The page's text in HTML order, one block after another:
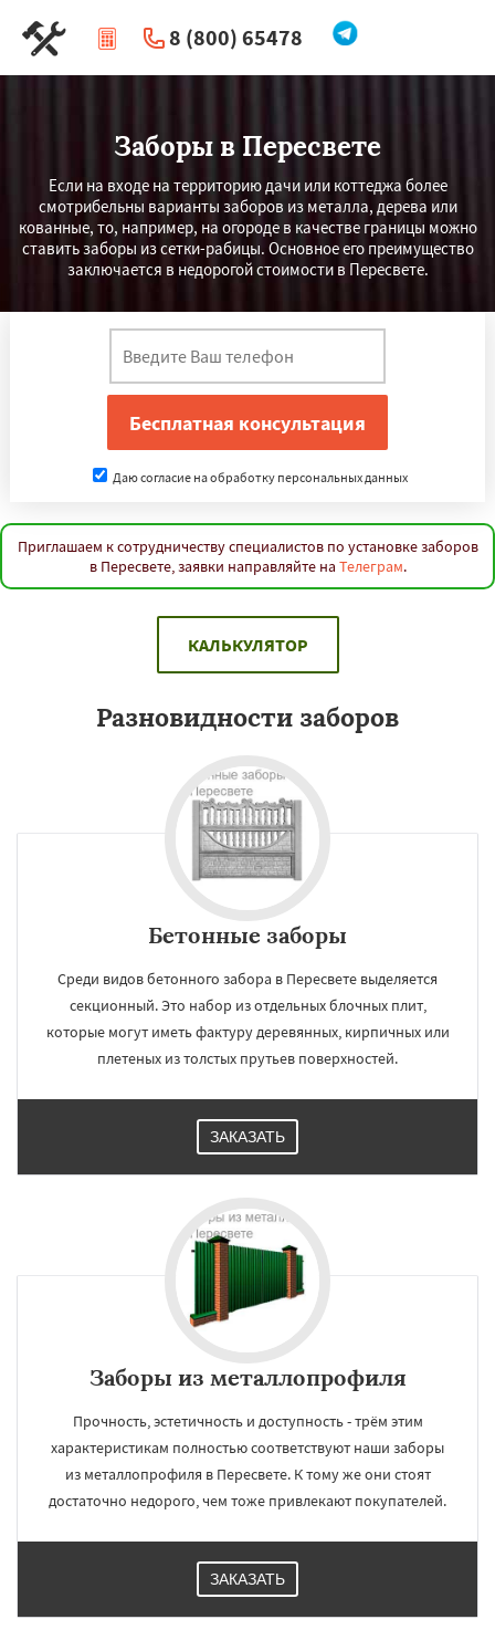
8 (800) 65478
| Перезвоните мне
Заборы в Пересвете
Если на входе на территорию дачи или коттеджа более
смотрибельны варианты заборов из металла, дерева или
кованные, то, например, на огороде в качестве границы можно
ставить заборы из сетки-рабицы. Основное его преимущество
заключается в недорогой стоимости в Пересвете.
Даю согласие на обработку персональных данных
Приглашаем к сотрудничеству специалистов по установке заборов
в Пересвете, заявки направляйте на Телеграм.
КАЛЬКУЛЯТОР
Разновидности заборов
Бетонные заборы
Среди видов бетонного забора в Пересвете выделяется
секционный. Это набор из отдельных блочных плит,
которые могут иметь фактуру деревянных, кирпичных или
плетеных из толстых прутьев поверхностей.
ЗАКАЗАТЬ
Заборы из металлопрофиля
Прочность, эстетичность и доступность - трём этим
характеристикам полностью соответствуют наши заборы
из металлопрофиля в Пересвете. К тому же они стоят
достаточно недорого, чем тоже привлекают покупателей.
ЗАКАЗАТЬ